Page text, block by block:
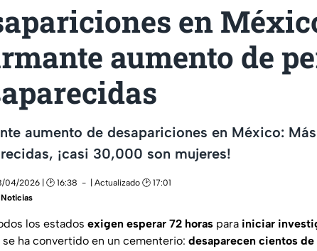
en
aumento de
aumento de desapariciones en México:
¡casi 30,000 son mujeres!
04/2026 | 🕑 16:38
| Actualizado 🕑 17:01
los estados exigen esperar 72 horas para iniciar
ha convertido en un cementerio: desaparecen cientos de